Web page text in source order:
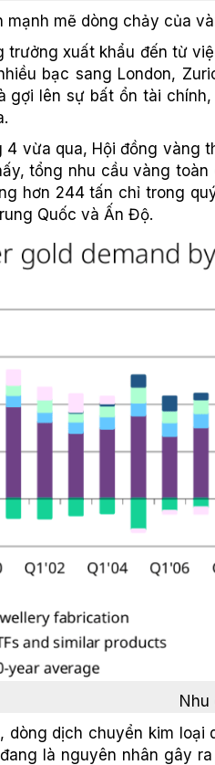
mẽ dòng chảy của
trưởng xuất khẩu đến từ
bạc sang London,
gợi lên sự bất ổn tài
vừa qua, Hội đồng vàng
tổng nhu cầu vàng
hơn 244 tấn chỉ trong
Quốc và Ấn Độ.
Nhu
dòng dịch chuyển kim
là nguyên nhân gây